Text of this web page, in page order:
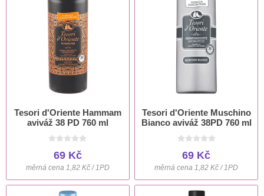
Tesori d'Oriente Hammam
aviváž 38 PD 760 ml
69 Kč
měrná cena 1,82 Kč / 1PD
Tesori d'Oriente Muschino
Bianco aviváž 38PD 760 ml
69 Kč
měrná cena 1,82 Kč / 1PD